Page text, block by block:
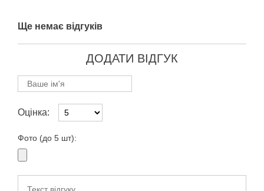
Ще немає відгуків
ДОДАТИ ВІДГУК
Оцінка:
Фото (до 5 шт):